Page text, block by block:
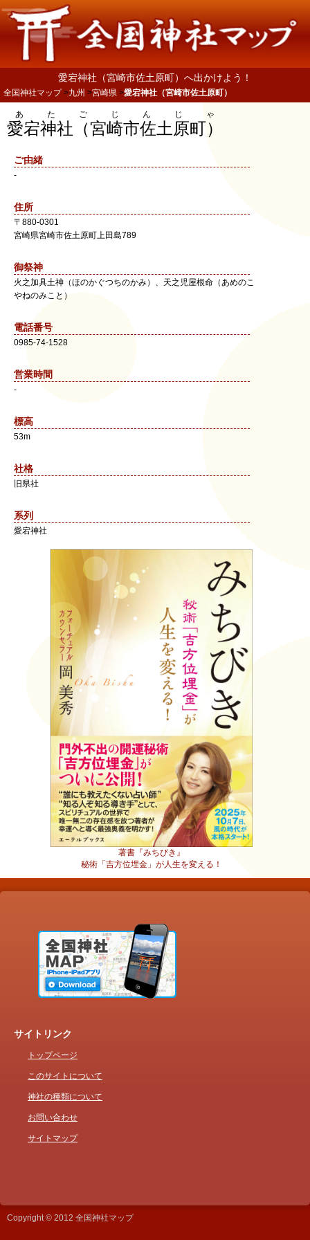
愛宕神社（宮崎市佐土原町）へ出かけよう！
全国神社マップ 九州 宮崎県 愛宕神社（宮崎市佐土原町）
愛宕神社（宮崎市佐土原町）
あたごじんじゃ
ご由緒
-
住所
〒 880-0301
宮崎県宮崎市佐土原町上田島789
御祭神
火之加具土神（ほのかぐつちのかみ）、天之児屋根命（あめのこ
やねのみこと）
電話番号
0985-74-1528
営業時間
-
標高
53m
社格
旧県社
系列
愛宕神社
著書『みちびき』
秘術「吉方位埋金」が人生を変える！
サイトリンク
トップページ
このサイトについて
神社の種類について
お問い合わせ
サイトマップ
Copyright © 2012 全国神社マップ